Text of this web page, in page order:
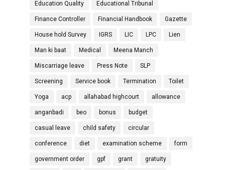
Education Quality Educational Tribunal
Finance Controller Financial Handbook Gazette
House hold Survey IGRS LIC LPC Lien
Man ki baat Medical Meena Manch
Miscarriage leave Press Note SLP
Screening Service book Termination Toilet
Yoga acp allahabad highcourt allowance
anganbadi beo bonus budget
casual leave child safety circular
conference diet examination scheme form
government order gpf grant gratuity